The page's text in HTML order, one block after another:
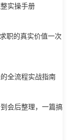
实操手册
职的真实价值一次
全流程实战指南
会后整理，一篇搞